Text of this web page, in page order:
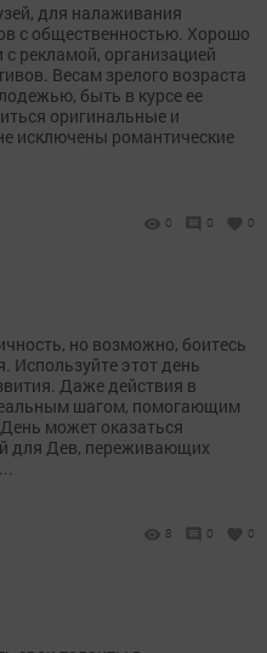
для налаживания
с общественностью. Хорошо
рекламой, организацией
Весам зрелого возраста
быть в курсе ее
оригинальные и
исключены романтические
0 0 0
но возможно, боитесь
Используйте этот день
Даже действия в
шагом, помогающим
может оказаться
для Дев, переживающих
8 0 0